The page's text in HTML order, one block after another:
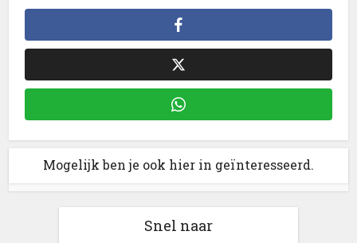
Mogelijk ben je ook hier in geïnteresseerd.
Snel naar